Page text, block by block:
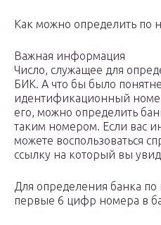
Как можно определить по
Важная информация
Число, служащее для
БИК. А что бы было
идентификационный
его, можно определить
таким номером. Если вас
можете воспользоваться
ссылку на который вы
Для определения банка
первые 6 цифр номера в